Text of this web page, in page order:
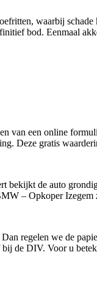
waarbij
bod. Eenmaal
van een online
Deze gratis
bekijkt de auto
– Opkoper
regelen we de
de DIV. Voor u